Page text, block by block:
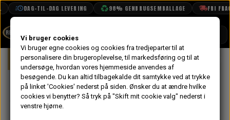
DAG-TIL-DAG LEVERING 98% GENBRUGSEMBALLAGE FRI
BOOK TID
PROJEKTER
TEKNISK DATA
Forside Mini Karrosseri Tilbehør & Maling
Hjørneliste Sæt
Vi bruger cookies
Vi bruger egne cookies og cookies fra tredjeparter til at
personalisere din brugeroplevelse, til markedsføring og til at
undersøge, hvordan vores hjemmeside anvendes af
besøgende. Du kan altid tilbagekalde dit samtykke ved at trykke
på linket 'Cookies' nederst på siden. Ønsker du at ændre hvilke
cookies vi benytter? Så tryk på "Skift mit cookie valg" nederst i
venstre hjørne.